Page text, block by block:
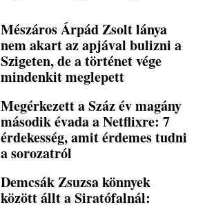
Mészáros Árpád Zsolt lánya
nem akart az apjával bulizni a
Szigeten, de a történet vége
mindenkit meglepett
Megérkezett a Száz év magány
második évada a Netflixre: 7
érdekesség, amit érdemes tudni
a sorozatról
Demcsák Zsuzsa könnyek
között állt a Siratófalnál: